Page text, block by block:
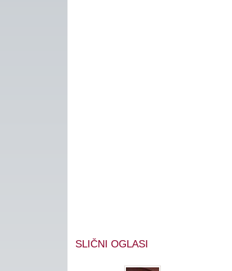
SLIČNI OGLASI